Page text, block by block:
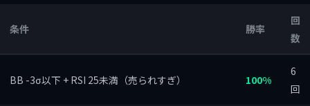
条件 勝率
回
数
BB -3σ以下 + RSI 25未満（売られすぎ） 100%
6
回